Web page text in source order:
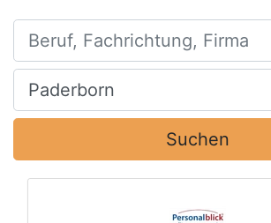
Beruf, Fachrichtung, Firma
Ort, Stadt
Suchen